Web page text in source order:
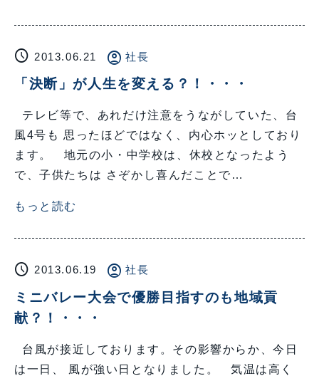
schedule 2013.06.21 account_circle 社長
「決断」が人生を変える？！・・・
テレビ等で、あれだけ注意をうながしていた、台
風4号も 思ったほどではなく、内心ホッとしており
ます。 地元の小・中学校は、休校となったよう
で、子供たちは さぞかし喜んだことで…
もっと読む
schedule 2013.06.19 account_circle 社長
ミニバレー大会で優勝目指すのも地域貢
献？！・・・
台風が接近しております。その影響からか、今日
は一日、 風が強い日となりました。 気温は高く